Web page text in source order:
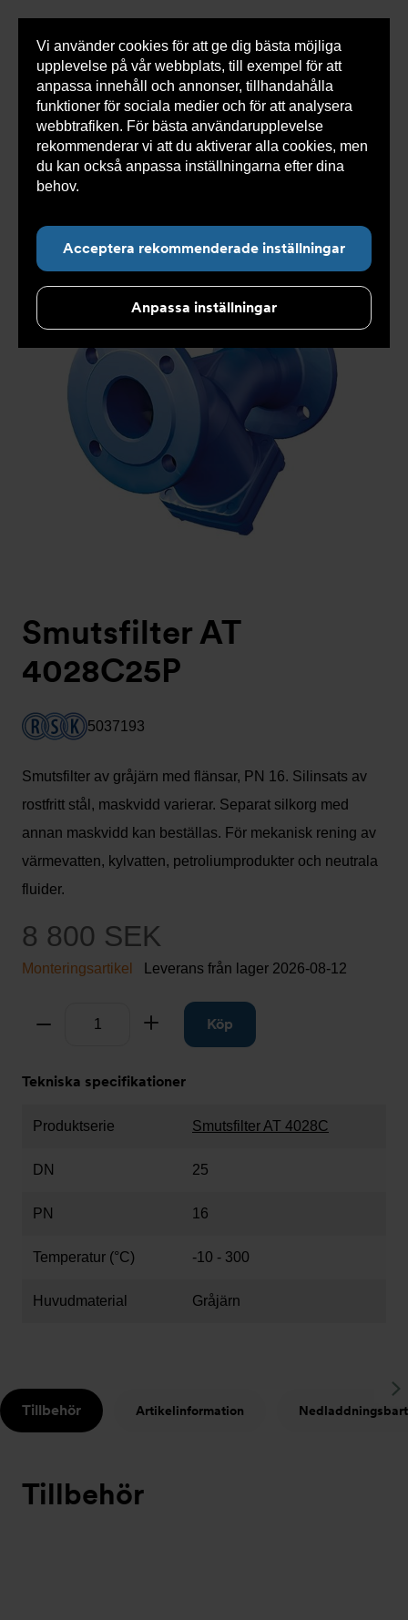
Vi använder cookies för att ge dig bästa möjliga
upplevelse på vår webbplats, till exempel för att
anpassa innehåll och annonser, tillhandahålla
funktioner för sociala medier och för att analysera
webbtrafiken. För bästa användarupplevelse
rekommenderar vi att du aktiverar alla cookies, men
du kan också anpassa inställningarna efter dina
behov.
Acceptera rekommenderade inställningar
Anpassa inställningar
0 varorSnabborder
Du
här:
Armatec > Produkter > Luft- och partikelavskiljare
Smutsfilter
> Flänsad anslutning >
Smutsfilter AT
4028C
> Smutsfilter AT 4028C25P
Smutsfilter AT
4028C25P
5037193
Smutsfilter av gråjärn med flänsar, PN 16. Silinsats av
rostfritt stål, maskvidd varierar. Separat silkorg med
annan maskvidd kan beställas. För mekanisk rening av
värmevatten, kylvatten, petroliumprodukter och neutrala
fluider.
8 800 SEK
Monteringsartikel Leverans från lager 2026-08-12
Ta bort Lägg tillKöp
Tekniska specifikationer
Produktserie Smutsfilter AT 4028C
DN 25
PN 16
Temperatur (°C) -10 - 300
Huvudmaterial Gråjärn
Tillbehör Artikelinformation Nedladdningsbart
Tillbehör